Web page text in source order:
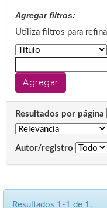
Agregar filtros:
Utiliza filtros para
Resultados por página
Autor/registro
Resultados 1-1 de 1.